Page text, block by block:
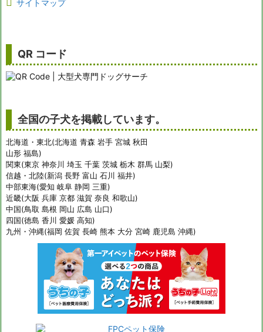
サイトマップ
QR コード
全国の子犬を掲載しています。
北海道・東北(北海道 青森 岩手 宮城 秋田
山形 福島)
関東(東京 神奈川 埼玉 千葉 茨城 栃木 群馬 山梨)
信越・北陸(新潟 長野 富山 石川 福井)
中部東海(愛知 岐阜 静岡 三重)
近畿(大阪 兵庫 京都 滋賀 奈良 和歌山)
中国(鳥取 島根 岡山 広島 山口)
四国(徳島 香川 愛媛 高知)
九州・沖縄(福岡 佐賀 長崎 熊本 大分 宮崎 鹿児島 沖縄)